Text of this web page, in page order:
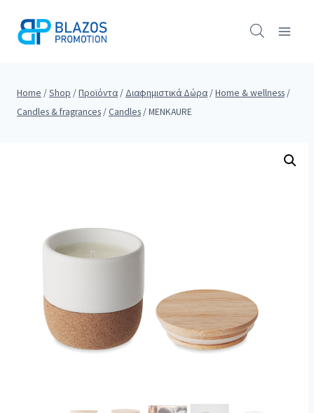
Home /Shop /Προϊόντα / Διαφημιστικά Δώρα /Home & wellness /
Candles & fragrances /Candles /MENKAURE